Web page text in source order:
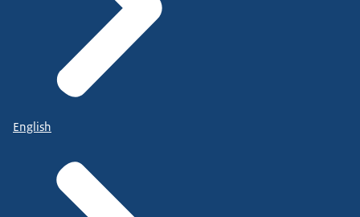
English